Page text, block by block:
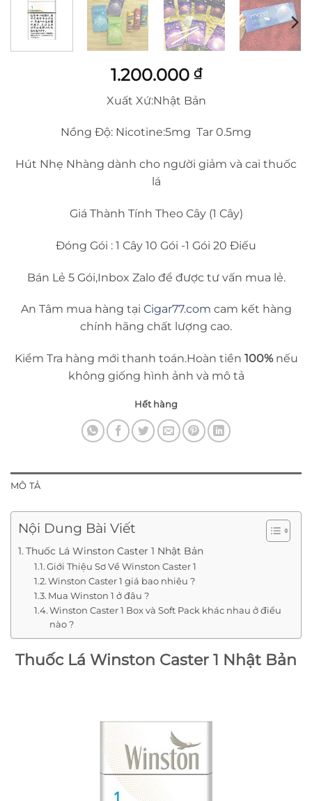
1.200.000 ₫
Xuất Xứ:Nhật Bản
Nồng Độ: Nicotine:5mg Tar 0.5mg
Hút Nhẹ Nhàng dành cho người giảm và cai thuốc
lá
Giá Thành Tính Theo Cây (1 Cây)
Đóng Gói : 1 Cây 10 Gói -1 Gói 20 Điếu
Bán Lẻ 5 Gói,Inbox Zalo để được tư vấn mua lẻ.
An Tâm mua hàng tại Cigar77.com cam kết hàng
chính hãng chất lượng cao.
Kiểm Tra hàng mới thanh toán.Hoàn tiền 100%nếu
không giống hình ảnh và mô tả
Hết hàng
MÔ TẢ
Nội Dung Bài Viết
Thuốc Lá Winston Caster 1 Nhật Bản
Giới Thiệu Sơ Về Winston Caster 1
Winston Caster 1 giá bao nhiêu ?
Mua Winston 1 ở đâu ?
Winston Caster 1 Box và Soft Pack khác nhau ở điểu
nào ?
Thuốc Lá Winston Caster 1 Nhật Bản